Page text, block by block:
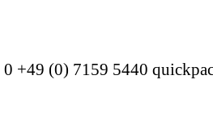
+49 (0) 7159 5440